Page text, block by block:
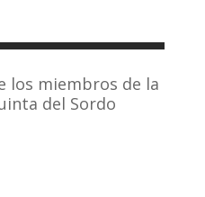
los miembros de la
del Sordo